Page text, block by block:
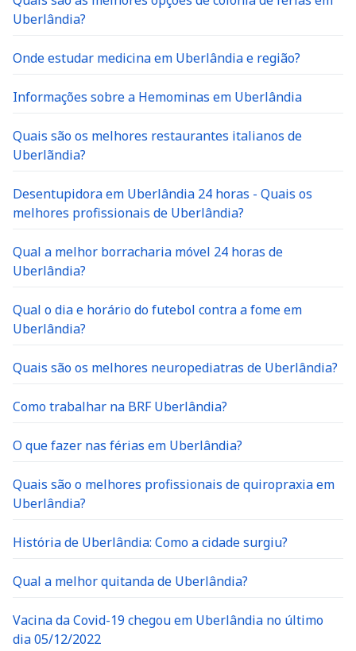
Uberlândia?
Onde estudar medicina em Uberlândia e região?
Informações sobre a Hemominas em Uberlândia
Quais são os melhores restaurantes italianos de
Uberlãndia?
Desentupidora em Uberlândia 24 horas - Quais os
melhores profissionais de Uberlândia?
Qual a melhor borracharia móvel 24 horas de
Uberlândia?
Qual o dia e horário do futebol contra a fome em
Uberlândia?
Quais são os melhores neuropediatras de Uberlândia?
Como trabalhar na BRF Uberlândia?
O que fazer nas férias em Uberlândia?
Quais são o melhores profissionais de quiropraxia em
Uberlândia?
História de Uberlândia: Como a cidade surgiu?
Qual a melhor quitanda de Uberlândia?
Vacina da Covid-19 chegou em Uberlândia no último
dia 05/12/2022